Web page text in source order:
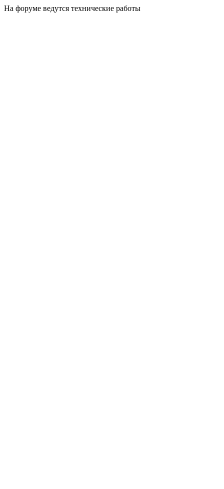
На форуме ведутся технические работы